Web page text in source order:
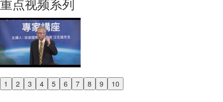
1 2 3 4 5 6 7 8 9 10
Previous